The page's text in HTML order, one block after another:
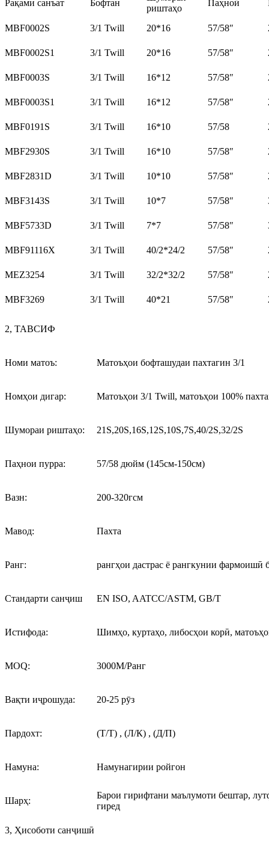
Рақами санъат Бофтан
риштаҳо
Паҳноӣ
MBF0002S 3/1 Twill 20*16 57/58″
MBF0002S1 3/1 Twill 20*16 57/58″
MBF0003S 3/1 Twill 16*12 57/58″
MBF0003S1 3/1 Twill 16*12 57/58″
MBF0191S 3/1 Twill 16*10 57/58
MBF2930S 3/1 Twill 16*10 57/58″
MBF2831D 3/1 Twill 10*10 57/58″
MBF3143S 3/1 Twill 10*7 57/58″
MBF5733D 3/1 Twill 7*7 57/58″
MBF91116X 3/1 Twill 40/2*24/2 57/58″
MEZ3254 3/1 Twill 32/2*32/2 57/58″
MBF3269 3/1 Twill 40*21 57/58″
2, ТАВСИФ
Номи матоъ: Матоъҳои бофташудаи пахтагин 3/1
Номҳои дигар: Матоъҳои 3/1 Twill, матоъҳои 100%
Шумораи риштаҳо: 21S,20S,16S,12S,10S,7S,40/2S,32/2S
Паҳнои пурра: 57/58 дюйм (145см-150см)
Вазн: 200-320гсм
Мавод: Пахта
Ранг: рангҳои дастрас ё рангкунии фармоишӣ
Стандарти санҷиш EN ISO, AATCC/ASTM, GB/T
Истифода: Шимҳо, куртаҳо, либосҳои корӣ,
MOQ: 3000M/Ранг
Вақти иҷрошуда: 20-25 рӯз
Пардохт: (Т/Т) , (Л/К) , (Д/П)
Намуна: Намунагирии ройгон
Шарҳ:
Барои гирифтани маълумоти бештар,
гиред
3, Ҳисоботи санҷишӣ